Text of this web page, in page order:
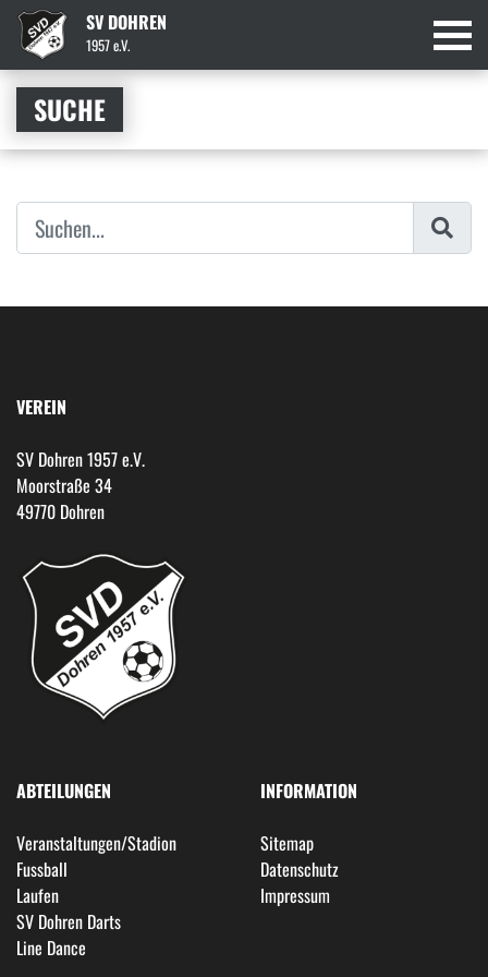
SV DOHREN
1957 e.V.
SUCHE
VEREIN
SV Dohren 1957 e.V.
Moorstraße 34
49770 Dohren
ABTEILUNGEN
Veranstaltungen/Stadion
Fussball
Laufen
SV Dohren Darts
Line Dance
INFORMATION
Sitemap
Datenschutz
Impressum